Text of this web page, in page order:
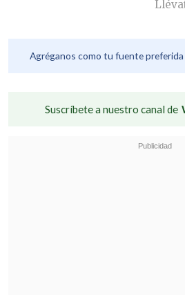
Agréganos como tu fuente preferida
Suscríbete a nuestro canal de